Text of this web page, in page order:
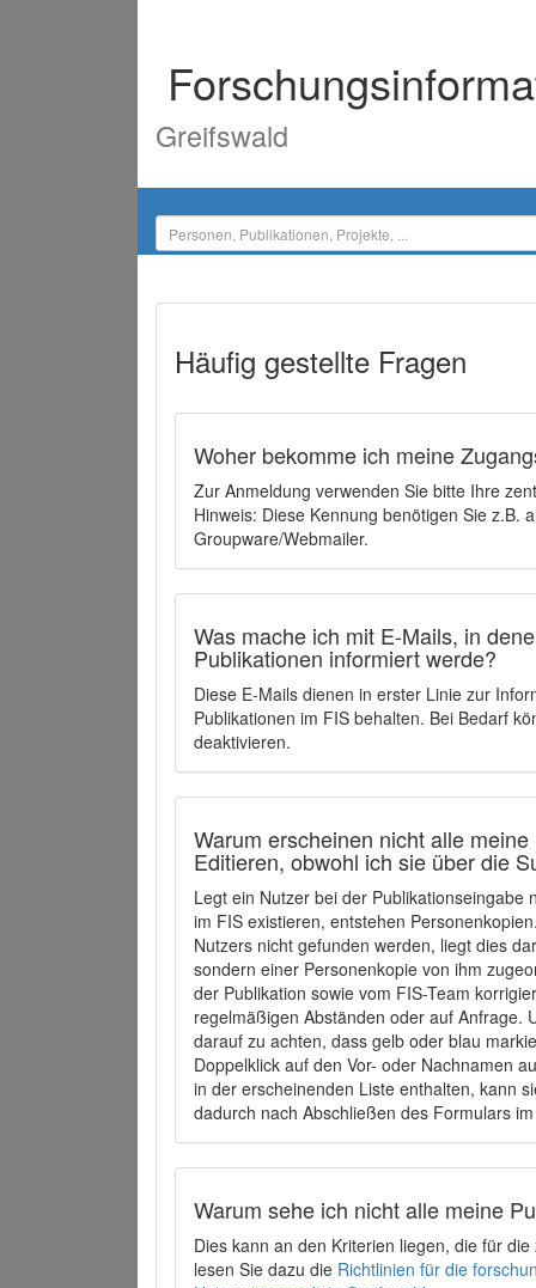
Greifswald
Häufig gestellte Fragen
Woher bekomme ich meine
Zur Anmeldung verwenden Sie bitte Ihre
Hinweis: Diese Kennung benötigen Sie z.B.
Groupware/Webmailer.
Was mache ich mit E-Mails, in
Publikationen informiert werde?
Diese E-Mails dienen in erster Linie zur
Publikationen im FIS behalten. Bei Bedarf
deaktivieren.
Warum erscheinen nicht alle
Editieren, obwohl ich sie über die
Legt ein Nutzer bei der
im FIS existieren, entstehen
Nutzers nicht gefunden werden, liegt dies
sondern einer Personenkopie von ihm
der Publikation sowie vom FIS-Team
regelmäßigen Abständen oder auf Anfrage.
darauf zu achten, dass gelb oder blau
Doppelklick auf den Vor- oder Nachnamen
in der erscheinenden Liste enthalten, kann
dadurch nach Abschließen des Formulars
Warum sehe ich nicht alle meine
Dies kann an den Kriterien liegen, die für
lesen Sie dazu die Richtlinien für die